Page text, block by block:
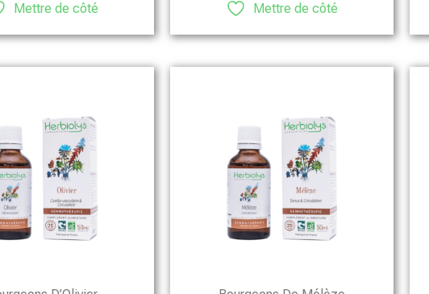
Mettre de côté Mettre de côté